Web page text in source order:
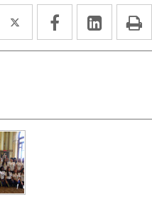
Twitter
Enlace
a
externa.
Facebook
Enlace
a
externa.
Enlace
a